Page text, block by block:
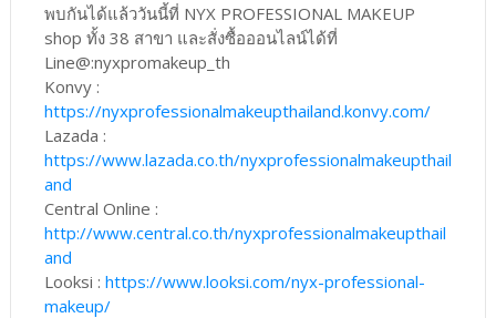
พบกันได้แล้ววันนี้ที่ NYX PROFESSIONAL MAKEUP
shop ทั้ง 38 สาขา และสั่งซื้อออนไลน์ได้ที่
Line@:nyxpromakeup_th
Konvy :
https://nyxprofessionalmakeupthailand.konvy.com/
Lazada :
https://www.lazada.co.th/nyxprofessionalmakeupthail
and
Central Online :
http://www.central.co.th/nyxprofessionalmakeupthail
and
Looksi : https://www.looksi.com/nyx-professional-
makeup/